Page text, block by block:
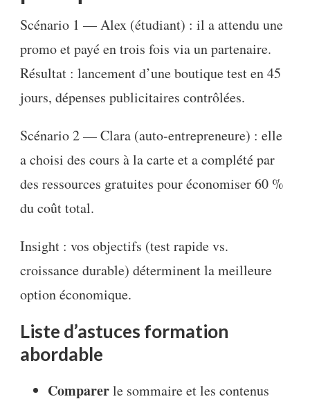
Scénario 1 — Alex (étudiant) : il a attendu une
promo et payé en trois fois via un partenaire.
Résultat : lancement d’une boutique test en 45
jours, dépenses publicitaires contrôlées.
Scénario 2 — Clara (auto‑entrepreneure) : elle
a choisi des cours à la carte et a complété par
des ressources gratuites pour économiser 60 %
du coût total.
Insight : vos objectifs (test rapide vs.
croissance durable) déterminent la meilleure
option économique.
Liste d’astuces formation
abordable
Comparerle sommaire et les contenus